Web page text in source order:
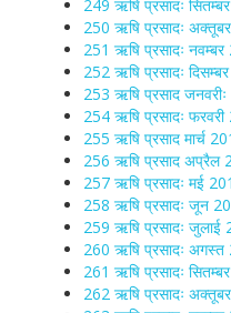
249 ऋषि प्रसादः
250 ऋषि प्रसादः
251 ऋषि प्रसादः
252 ऋषि प्रसादः
253 ऋषि प्रसाद
254 ऋषि प्रसादः
255 ऋषि प्रसाद मार्च
256 ऋषि प्रसाद अप्रैल
257 ऋषि प्रसादः मई
258 ऋषि प्रसादः जून
259 ऋषि प्रसादः जुलाई
260 ऋषि प्रसादः
261 ऋषि प्रसादः
262 ऋषि प्रसादः